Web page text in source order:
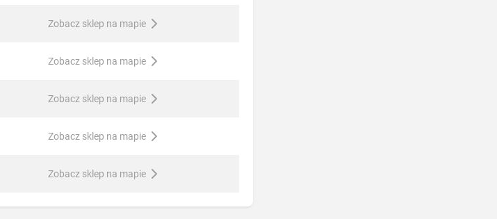
Zobacz sklep na mapie
Zobacz sklep na mapie
Zobacz sklep na mapie
Zobacz sklep na mapie
Zobacz sklep na mapie